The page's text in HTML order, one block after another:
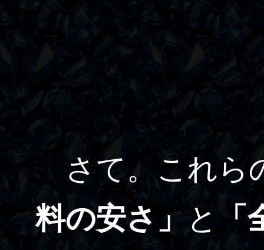
さて。これら
料の安さ」
と